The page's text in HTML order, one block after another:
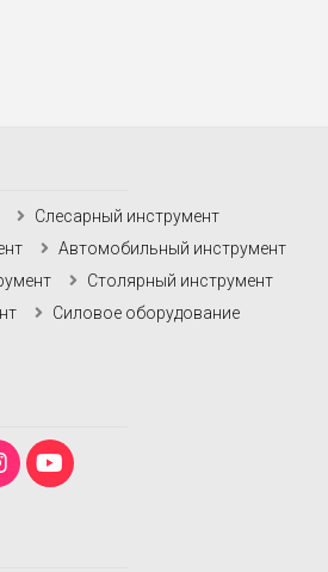
Слесарный инструмент
Автомобильный инструмент
Столярный инструмент
Силовое оборудование